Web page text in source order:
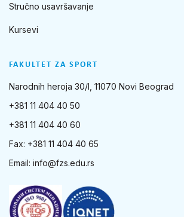
FAKULTET ZA SPORT
Narodnih heroja 30/I, 11070 Novi Beograd
+381 11 404 40 50
+381 11 404 40 60
Fax: +381 11 404 40 65
Email: info@fzs.edu.rs
Stručno usavršavanje
Kursevi